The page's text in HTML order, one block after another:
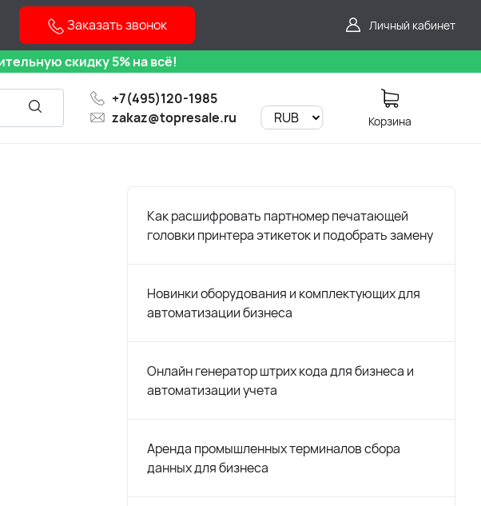
Заказать звонок Личный кабинет
скидку 5% на всё!
+7(495)120-1985
zakaz@topresale.ru
Корзина
Как расшифровать партномер печатающей
головки принтера этикеток и подобрать замену
Новинки оборудования и комплектующих для
автоматизации бизнеса
Онлайн генератор штрих кода для бизнеса и
автоматизации учета
Аренда промышленных терминалов сбора
данных для бизнеса